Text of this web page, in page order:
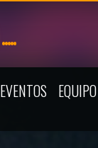
EVENTOS EQUIPO